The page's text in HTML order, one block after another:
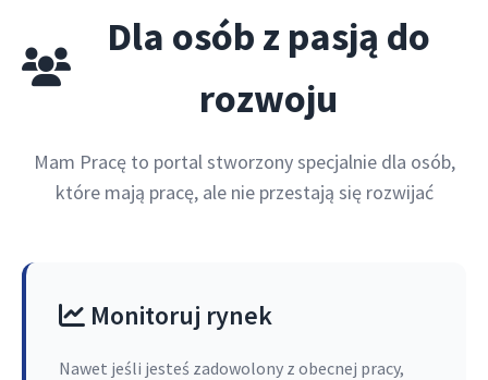
Dla osób z pasją do
rozwoju
Mam Pracę to portal stworzony specjalnie dla osób,
które mają pracę, ale nie przestają się rozwijać
Monitoruj rynek
Nawet jeśli jesteś zadowolony z obecnej pracy,